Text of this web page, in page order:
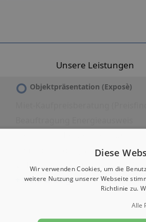
Unsere Leistungen
Objektpräsentation (Exposè)
Immobilienfotografie
Virtueller Foto-Rundgang (360°)
+ Mehr anzeigen
Diese
Wir verwenden Cookies, um die
weitere Nutzung unserer Webseite
Richtlinie zu.
Alle